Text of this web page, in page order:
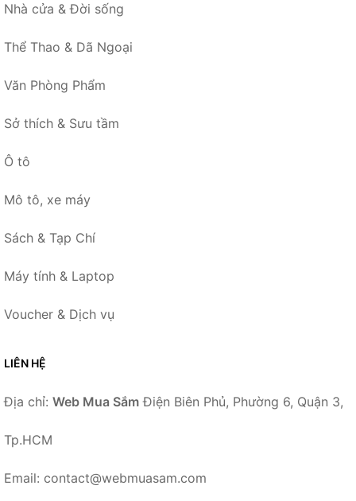
Nhà cửa & Đời sống
Thể Thao & Dã Ngoại
Văn Phòng Phẩm
Sở thích & Sưu tầm
Ô tô
Mô tô, xe máy
Sách & Tạp Chí
Máy tính & Laptop
Voucher & Dịch vụ
LIÊN HỆ
Địa chỉ: Web Mua Sắm Điện Biên Phủ, Phường 6, Quận 3,
Tp.HCM
Email: contact@webmuasam.com